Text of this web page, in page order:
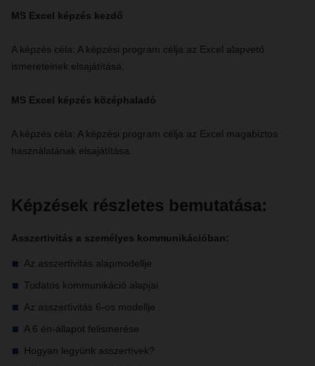
MS Excel képzés kezdő
A képzés céla: A képzési program célja az Excel alapvető
ismereteinek elsajátítása.
MS Excel képzés középhaladó
A képzés céla: A képzési program célja az Excel magabiztos
használatának elsajátítása.
Képzések részletes bemutatása:
Asszertivitás a személyes kommunikációban:
Az asszertivitás alapmodellje
Tudatos kommunikáció alapjai
Az asszertivitás 6-os modellje
A 6 én-állapot felismerése
Hogyan legyünk asszertívek?